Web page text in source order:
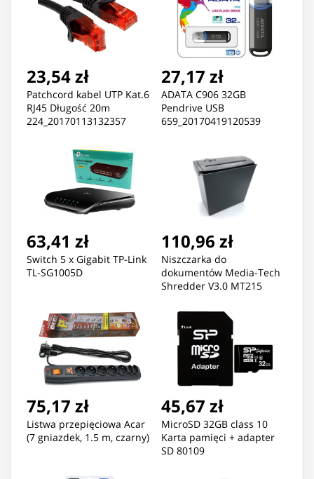
23,54 zł
Patchcord kabel UTP Kat.6
RJ45 Długość 20m
224_20170113132357
27,17 zł
ADATA C906 32GB
Pendrive USB
659_20170419120539
63,41 zł
Switch 5 x Gigabit TP-Link
TL-SG1005D
110,96 zł
Niszczarka do
dokumentów Media-Tech
Shredder V3.0 MT215
75,17 zł
Listwa przepięciowa Acar
(7 gniazdek, 1.5 m, czarny)
45,67 zł
MicroSD 32GB class 10
Karta pamięci + adapter
SD 80109